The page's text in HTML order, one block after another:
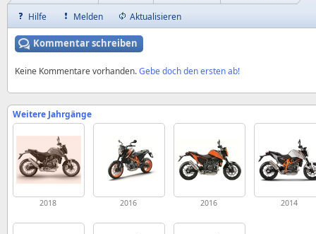
Hilfe
Melden Aktualisieren
Kommentar schreiben
Keine Kommentare vorhanden.Gebe doch den ersten ab!
Weitere Jahrgänge
2018 2016 2016 2014